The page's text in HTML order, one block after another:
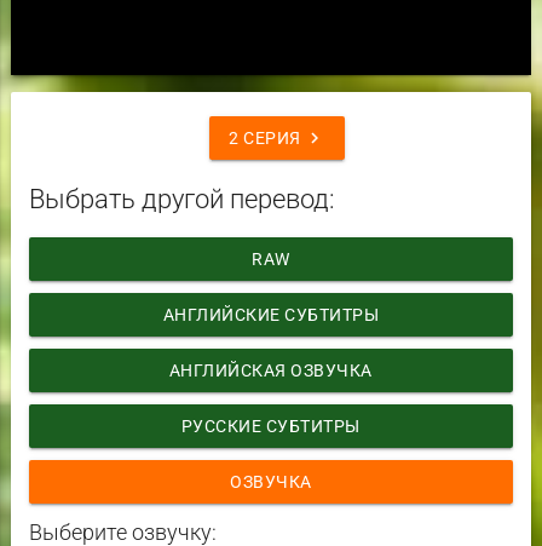
chevron_right
2 СЕРИЯ
Выбрать другой перевод:
RAW
АНГЛИЙСКИЕ СУБТИТРЫ
АНГЛИЙСКАЯ ОЗВУЧКА
РУССКИЕ СУБТИТРЫ
ОЗВУЧКА
Выберите озвучку: